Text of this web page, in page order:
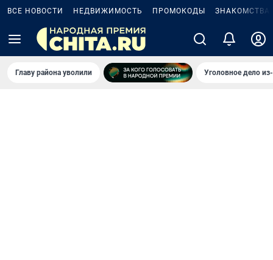
ВСЕ НОВОСТИ НЕДВИЖИМОСТЬ ПРОМОКОДЫ ЗНАКОМСТВА
Главу района уволили Уголовное дело